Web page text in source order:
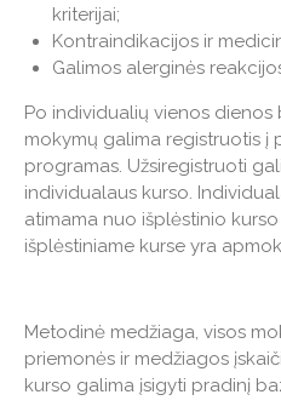
kriterijai;
Kontraindikacijos ir
Galimos alerginės
Po individualių vienos
mokymų galima registruotis į
programas. Užsiregistruoti
individualaus kurso.
atimama nuo išplėstinio
išplėstiniame kurse yra
Metodinė medžiaga, visos
priemonės ir medžiagos
kurso galima įsigyti pradinį